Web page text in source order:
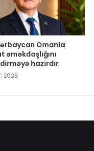
Omanla
əməkdaşlığını
hazırdır
2026